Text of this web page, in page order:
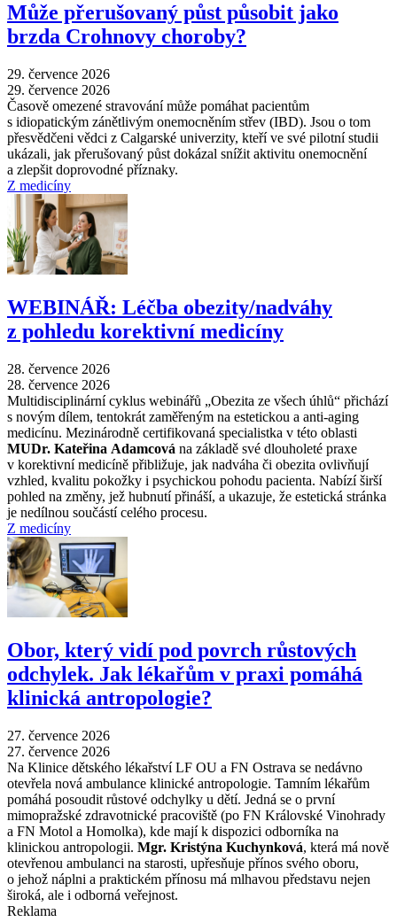
Může přerušovaný půst působit jako
brzda Crohnovy choroby?
29. července 2026
29. července 2026
Časově omezené stravování může pomáhat pacientům
s idiopatickým zánětlivým onemocněním střev (IBD). Jsou o tom
přesvědčeni vědci z Calgarské univerzity, kteří ve své pilotní studii
ukázali, jak přerušovaný půst dokázal snížit aktivitu onemocnění
a zlepšit doprovodné příznaky.
Z medicíny
WEBINÁŘ: Léčba obezity/nadváhy
z pohledu korektivní medicíny
28. července 2026
28. července 2026
Multidisciplinární cyklus webinářů „Obezita ze všech úhlů“ přichází
s novým dílem, tentokrát zaměřeným na estetickou a anti-aging
medicínu. Mezinárodně certifikovaná specialistka v této oblasti
MUDr. Kateřina Adamcová na základě své dlouholeté praxe
v korektivní medicíně přibližuje, jak nadváha či obezita ovlivňují
vzhled, kvalitu pokožky i psychickou pohodu pacienta. Nabízí širší
pohled na změny, jež hubnutí přináší, a ukazuje, že estetická stránka
je nedílnou součástí celého procesu.
Z medicíny
Obor, který vidí pod povrch růstových
odchylek. Jak lékařům v praxi pomáhá
klinická antropologie?
27. července 2026
27. července 2026
Na Klinice dětského lékařství LF OU a FN Ostrava se nedávno
otevřela nová ambulance klinické antropologie. Tamním lékařům
pomáhá posoudit růstové odchylky u dětí. Jedná se o první
mimopražské zdravotnické pracoviště (po FN Královské Vinohrady
a FN Motol a Homolka), kde mají k dispozici odborníka na
klinickou antropologii. Mgr. Kristýna Kuchynková, která má nově
otevřenou ambulanci na starosti, upřesňuje přínos svého oboru,
o jehož náplni a praktickém přínosu má mlhavou představu nejen
široká, ale i odborná veřejnost.
Reklama